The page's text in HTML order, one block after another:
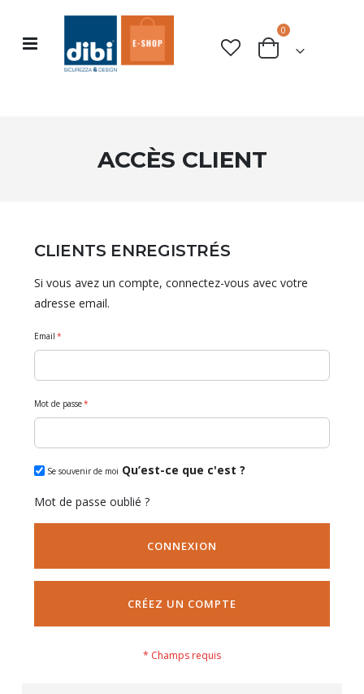
Basculer
navigation
Cart
0 articles
ACCÈS CLIENT
CLIENTS ENREGISTRÉS
Si vous avez un compte, connectez-vous avec votre
adresse email.
Email
Mot de passe
Se souvenir de moi Qu’est-ce que c'est ?
Mot de passe oublié ?
CONNEXION
CRÉEZ UN COMPTE